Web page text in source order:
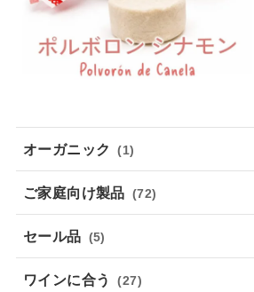
オーガニック (1)
ご家庭向け製品 (72)
セール品 (5)
ワインに合う (27)